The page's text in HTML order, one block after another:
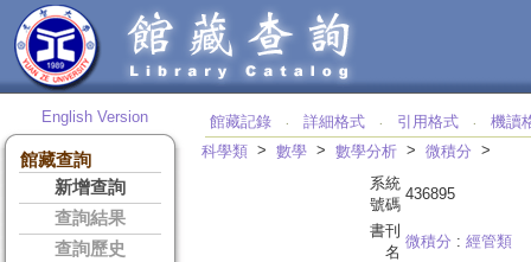
English Version
館藏查詢
新增查詢
查詢結果
查詢歷史
館藏記錄 ‧ 詳細格式 ‧ 引用格式 ‧
機讀
科學類 > 數學 > 數學分析 > 微積分 >
系統
號碼
436895
書刊
名
微積分 : 經管類